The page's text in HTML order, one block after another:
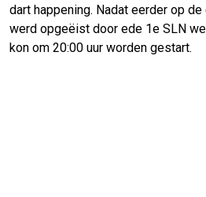
dart happening. Nadat eerder op
werd opgeëist door ede 1e SLN
kon om 20:00 uur worden gestart.